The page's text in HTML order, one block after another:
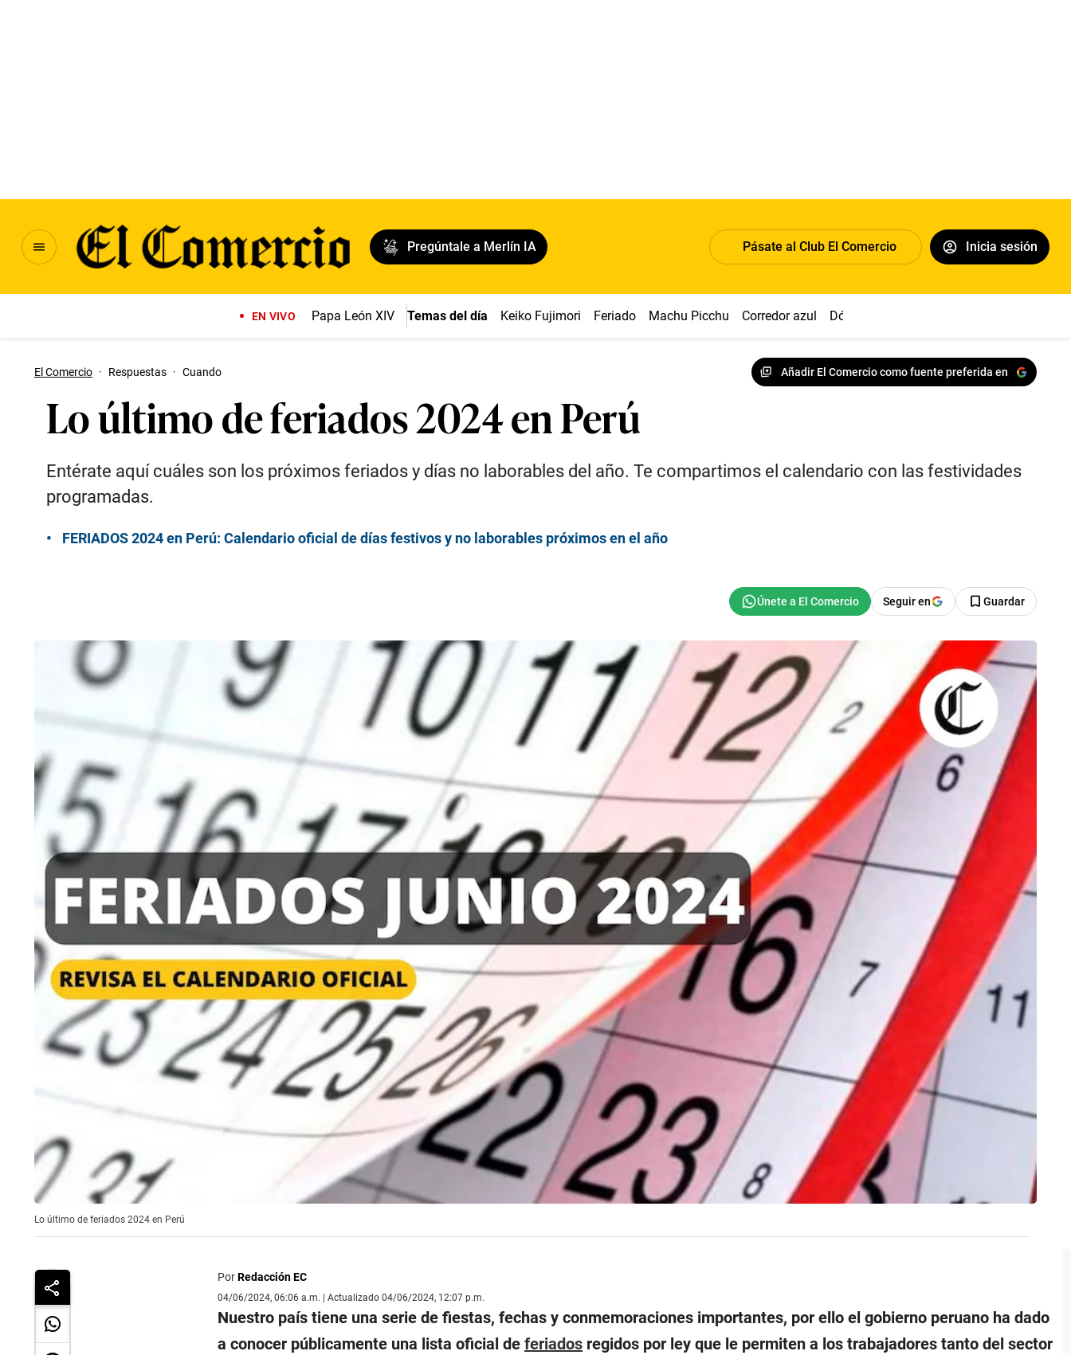
Pregúntale a Merlín IA Pásate al Club El Comercio Inicia sesión
EN VIVO Papa León XIV Temas del día Keiko Fujimori Feriado Machu Picchu Corredor azul Dólar
El Comercio · Respuestas · Cuando Añadir El Comercio como fuente preferida en
Lo último de feriados 2024 en Perú
Entérate aquí cuáles son los próximos feriados y días no laborables del año. Te compartimos el calendario con las festividades
programadas.
FERIADOS 2024 en Perú: Calendario oficial de días festivos y no laborables próximos en el año
Seguir en Guardar
Lo último de feriados 2024 en Perú
PorRedacción EC
04/06/2024, 06:06 a.m. | Actualizado 04/06/2024, 12:07 p.m.
Nuestro país tiene una serie de fiestas, fechas y conmemoraciones importantes, por ello el gobierno peruano ha dado
a conocer públicamente una lista oficial deferiados regidos por ley que le permiten a los trabajadores tanto del sector